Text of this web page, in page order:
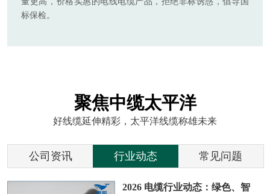
标保检。
聚焦中缆太平洋
好线缆延伸精彩，太平洋线缆称雄未来
公司资讯 行业动态 常见问题
2026 电缆行业动态：绿色、智